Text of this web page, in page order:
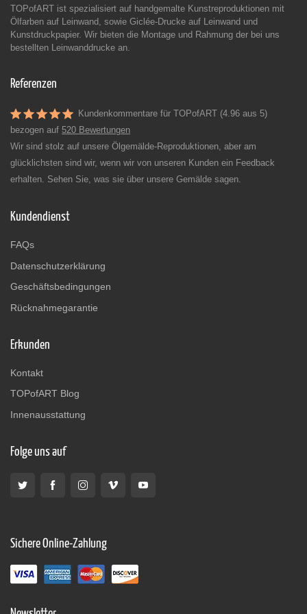
TOPofART ist spezialisiert auf handgemalte Kunstreproduktionen mit
Ölfarben auf Leinwand, sowie Giclée-Drucke auf Leinwand und
Kunstdruckpapier. Wir bieten die Montage und Rahmung der bei uns
bestellten Leinwanddrucke an.
Referenzen
Kundenkommentare für TOPofART (4.96 aus 5)
bezogen auf 520 Bewertungen
Wir sind stolz auf unsere Ölgemälde-Reproduktionen, aber am
glücklichsten sind wir, wenn wir von unseren Kunden ein Feedback
erhalten. Sehen Sie, was sie über unsere Gemälde sagen.
Kundendienst
FAQs
Datenschutzerklärung
Geschäftsbedingungen
Rücknahmegarantie
Erkunden
Kontakt
TOPofART Blog
Innenausstattung
Folge uns auf
Sichere Online-Zahlung